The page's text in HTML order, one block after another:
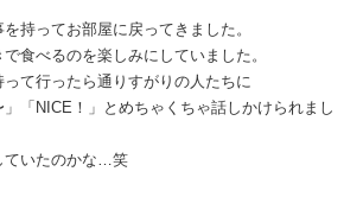
持ってお部屋に戻ってきました。
食べるのを楽しみにしていました。
て行ったら通りすがりの人たちに
」「NICE！」とめちゃくちゃ話しかけられまし
ていたのかな…笑